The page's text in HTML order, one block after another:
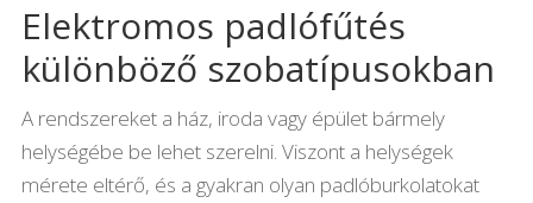
Elektromos padlófűtés
különböző szobatípusokban
A rendszereket a ház, iroda vagy épület bármely
helységébe be lehet szerelni. Viszont a helységek
mérete eltérő, és a gyakran olyan padlóburkolatokat